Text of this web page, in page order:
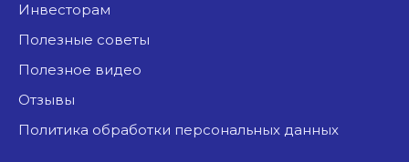
Инвесторам
Полезные советы
Полезное видео
Отзывы
Политика обработки персональных данных